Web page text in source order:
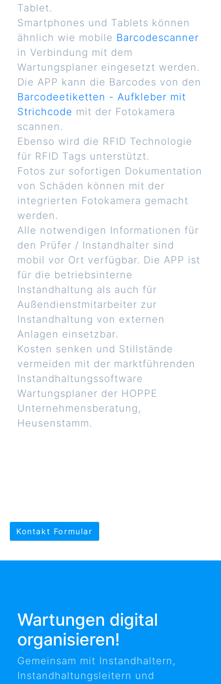
Tablet.
Smartphones und Tablets können
ähnlich wie mobile Barcodescanner
in Verbindung mit dem
Wartungsplaner eingesetzt werden.
Die APP kann die Barcodes von den
Barcodeetiketten - Aufkleber mit
Strichcode mit der Fotokamera
scannen.
Ebenso wird die RFID Technologie
für RFID Tags unterstützt.
Fotos zur sofortigen Dokumentation
von Schäden können mit der
integrierten Fotokamera gemacht
werden.
Alle notwendigen Informationen für
den Prüfer / Instandhalter sind
mobil vor Ort verfügbar. Die APP ist
für die betriebsinterne
Instandhaltung als auch für
Außendienstmitarbeiter zur
Instandhaltung von externen
Anlagen einsetzbar.
Kosten senken und Stillstände
vermeiden mit der marktführenden
Instandhaltungssoftware
Wartungsplaner der HOPPE
Unternehmensberatung,
Heusenstamm.
Kontakt Formular
Wartungen digital
organisieren!
Gemeinsam mit Instandhaltern,
Instandhaltungsleitern und